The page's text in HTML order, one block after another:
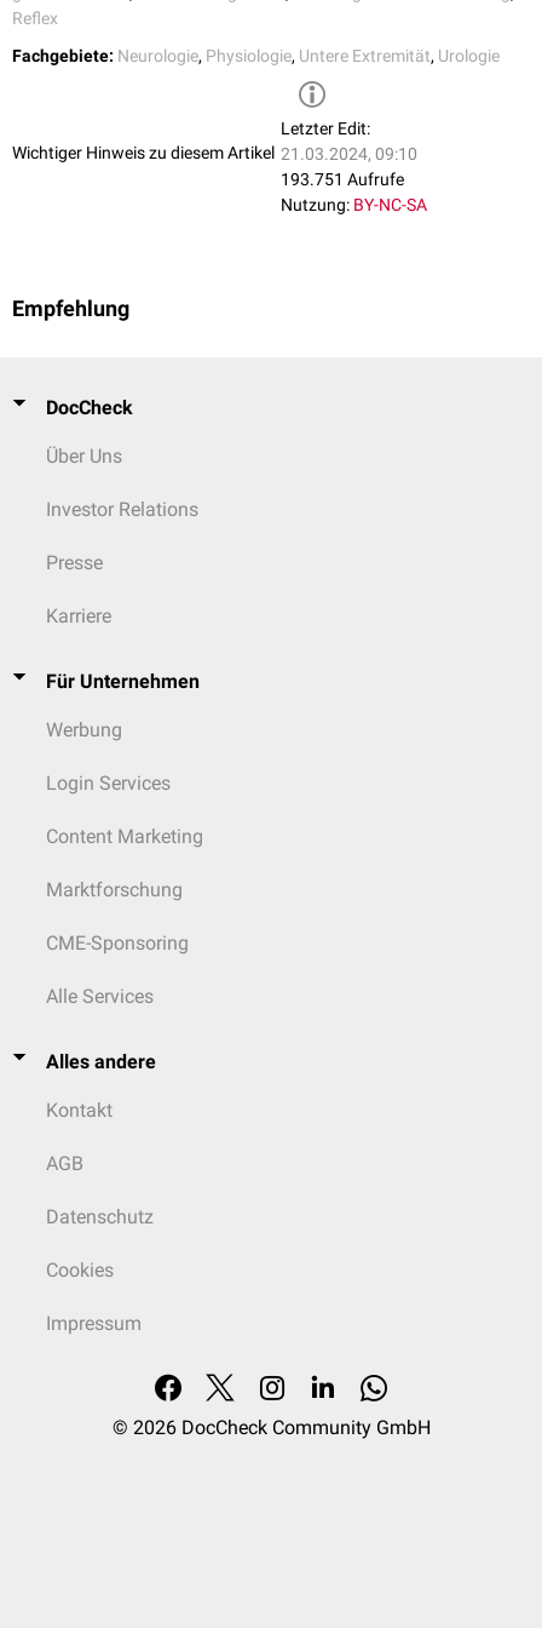
Reflex
Fachgebiete: Neurologie, Physiologie, Untere Extremität, Urologie
Wichtiger Hinweis zu diesem Artikel
Letzter Edit:
21.03.2024, 09:10
193.751 Aufrufe
Nutzung: BY-NC-SA
Empfehlung
DocCheck
Über Uns
Investor Relations
Presse
Karriere
Für Unternehmen
Werbung
Login Services
Content Marketing
Marktforschung
CME-Sponsoring
Alle Services
Alles andere
Kontakt
AGB
Datenschutz
Cookies
Impressum
© 2026 DocCheck Community GmbH